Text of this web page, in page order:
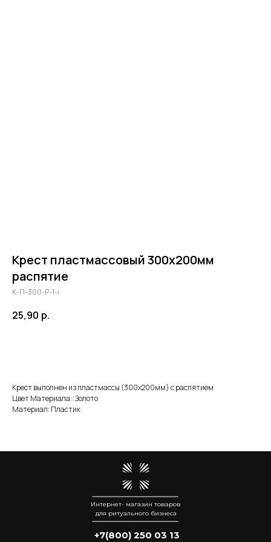
Крест пластмассовый 300х200мм
распятие
К-П-300-Р-1-i
25,90 р.
Крест выполнен из пластмассы (300х200мм) с распятием
Цвет Материала:: Золото
Материал: Пластик
Интернет- магазин товаров
для ритуального бизнеса
+7(800) 250 03 13